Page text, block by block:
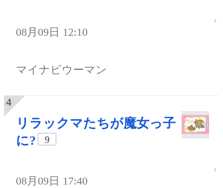
08月09日 12:10
マイナビウーマン
リラックマたちが魔女っ子
に?
9
08月09日 17:40